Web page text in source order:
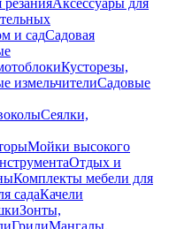
резанияАксессуары для
и садСадовая
Кусторезы,
измельчителиСадовые
Сеялки,
Мойки высокого
Отдых и
Комплекты мебели для
садаКачели
Зонты,
ГрилиМангалы,